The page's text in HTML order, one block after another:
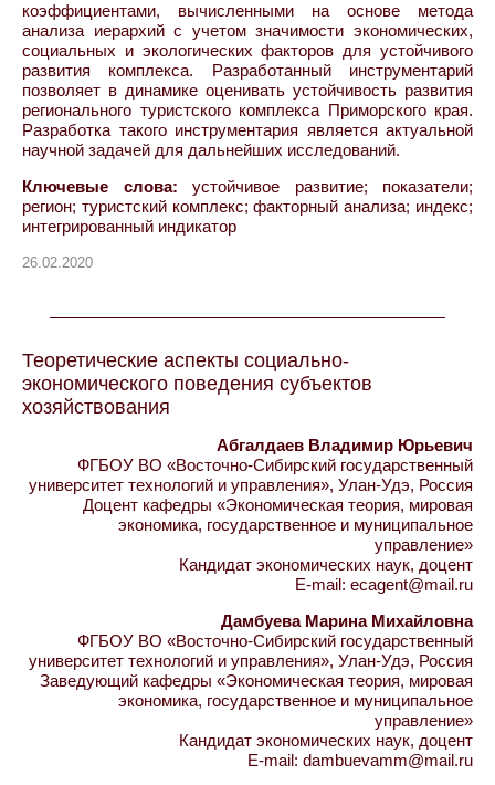
коэффициентами, ‎вычисленными на основе метода
анализа иерархий с учетом значимости ‎экономических,
социальных и экологических факторов для устойчивого
‎развития комплекса.‎ Разработанный инструментарий
позволяет в динамике оценивать устойчивость ‎развития
регионального туристского комплекса Приморского края.
Разработка такого инструментария является актуальной
‎научной задачей для дальнейших исследований.‎
Ключевые слова: устойчивое развитие; показатели;
регион; туристский комплекс; факторный анализа; ‎индекс;
интегрированный индикатор
26.02.2020
Теоретические аспекты социально-
экономического поведения субъектов
хозяйствования
Абгалдаев Владимир Юрьевич
ФГБОУ ВО «Восточно-Сибирский государственный
университет технологий и управления», Улан-Удэ, Россия
Доцент кафедры «Экономическая теория, мировая
экономика, государственное и муниципальное
управление»
Кандидат экономических наук, доцент
E-mail: ecagent@mail.ru
Дамбуева Марина Михайловна
ФГБОУ ВО «Восточно-Сибирский государственный
университет технологий и управления», Улан-Удэ, Россия
Заведующий кафедры «Экономическая теория, мировая
экономика, государственное и муниципальное
управление»
Кандидат экономических наук, доцент
E-mail: dambuevamm@mail.ru